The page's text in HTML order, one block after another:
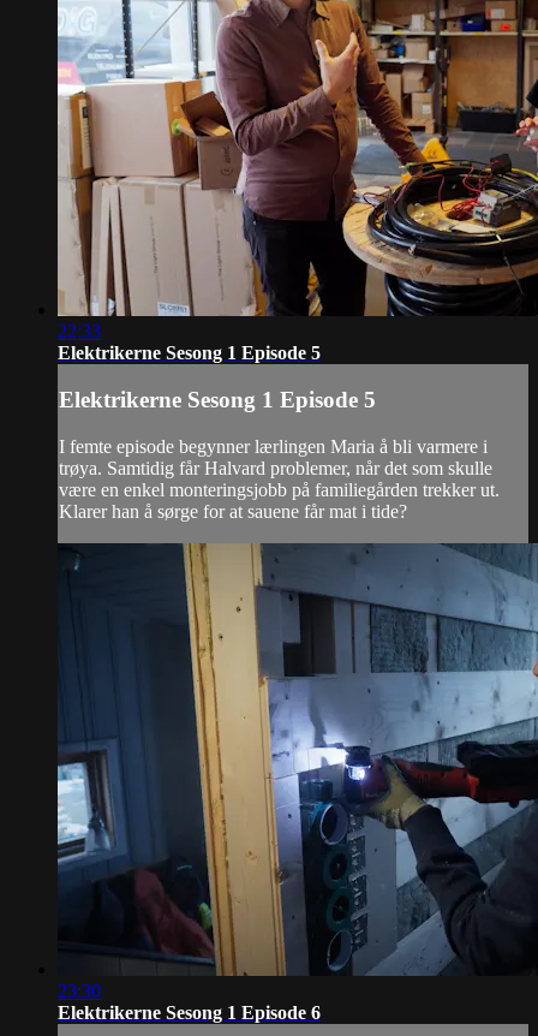
22:33
Elektrikerne Sesong 1 Episode 5
Elektrikerne Sesong 1 Episode 5
I femte episode begynner lærlingen Maria å bli varmere i
trøya. Samtidig får Halvard problemer, når det som skulle
være en enkel monteringsjobb på familiegården trekker ut.
Klarer han å sørge for at sauene får mat i tide?
23:30
Elektrikerne Sesong 1 Episode 6